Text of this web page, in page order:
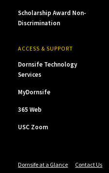
Scholarship Award Non-
Discrimination
ACCESS & SUPPORT
Dornsife Technology
Services
MyDornsife
365 Web
USC Zoom
Dornsife at a Glance Contact Us